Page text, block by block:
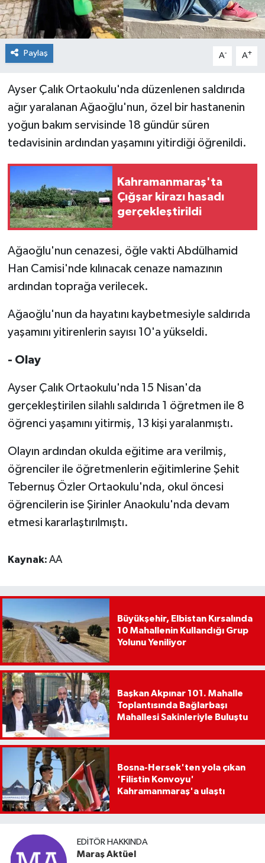
Paylaş A- A+
Ayser Çalık Ortaokulu'nda düzenlenen saldırıda
ağır yaralanan Ağaoğlu'nun, özel bir hastanenin
yoğun bakım servisinde 18 gündür süren
tedavisinin ardından yaşamını yitirdiği öğrenildi.
Kahramanmaraş'ta
Çığşar kirazı hasadı
gerçekleştirildi
Ağaoğlu'nun cenazesi, öğle vakti Abdülhamid
Han Camisi'nde kılınacak cenaze namazının
ardından toprağa verilecek.
Ağaoğlu'nun da hayatını kaybetmesiyle saldırıda
yaşamını yitirenlerin sayısı 10'a yükseldi.
- Olay
Ayser Çalık Ortaokulu'nda 15 Nisan'da
gerçekleştirilen silahlı saldırıda 1 öğretmen ile 8
öğrenci yaşamını yitirmiş, 13 kişi yaralanmıştı.
Olayın ardından okulda eğitime ara verilmiş,
öğrenciler ile öğretmenlerin eğitimlerine Şehit
Tebernuş Özler Ortaokulu'nda, okul öncesi
öğrencilerin ise Şirinler Anaokulu'nda devam
etmesi kararlaştırılmıştı.
Kaynak: AA
Büyükşehir, Elbistan Kırsalında
10 Mahallenin Kullandığı Grup
Yolunu Yeniliyor
Başkan Akpınar 101. Mahalle
Toplantısında Bağlarbaşı
Mahallesi Sakinleriyle Buluştu
Bosna-Hersek'ten yola çıkan
'Filistin Konvoyu'
Kahramanmaraş'a ulaştı
EDITÖR HAKKINDA
Maraş Aktüel